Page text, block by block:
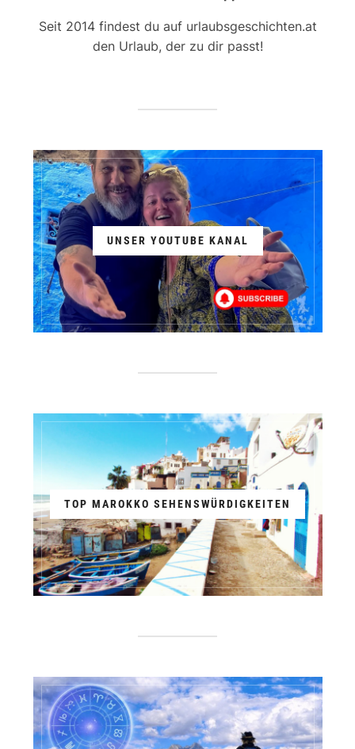
Seit 2014 findest du auf urlaubsgeschichten.at
den Urlaub, der zu dir passt!
UNSER YOUTUBE KANAL
TOP MAROKKO SEHENSWÜRDIGKEITEN